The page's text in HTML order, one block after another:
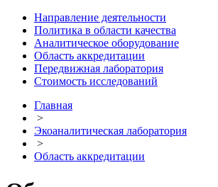
Направление деятельности
Политика в области качества
Аналитическое оборудование
Область аккредитации
Передвижная лаборатория
Стоимость исследований
Главная
>
Экоаналитическая лаборатория
>
Область аккредитации